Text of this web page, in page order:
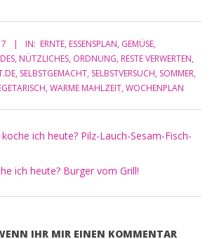
IN: ERNTE ESSENSPLAN GEMÜSE
NÜTZLICHES ORDNUNG RESTE VERWERTEN
SELBSTGEMACHT SELBSTVERSUCH SOMMER
WARME MAHLZEIT WOCHENPLAN
ich heute? Pilz-Lauch-Sesam-Fisch-
ich heute? Burger vom Grill!
IHR MIR EINEN KOMMENTAR